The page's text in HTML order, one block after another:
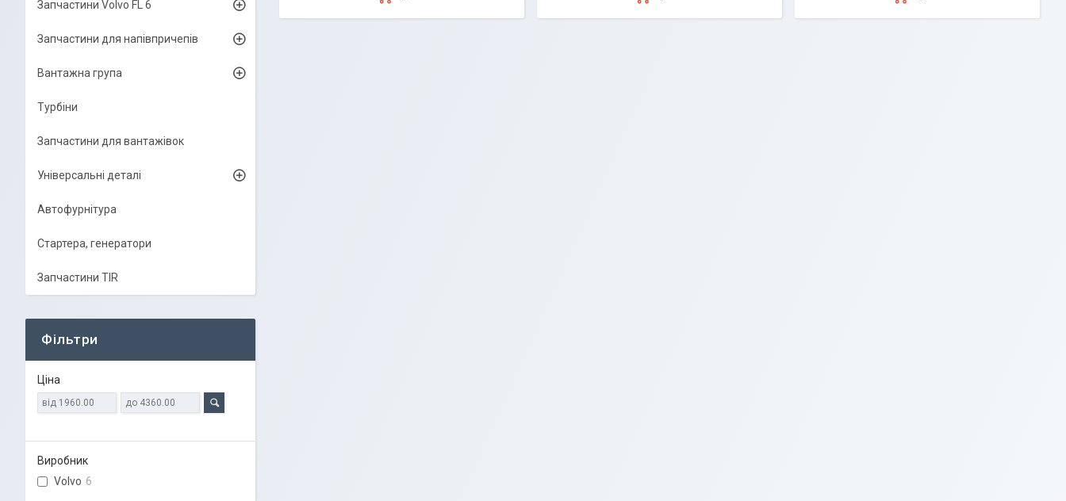
Запчастини Volvo FL 6
Запчастини для напівпричепів
Вантажна група
Турбіни
Запчастини для вантажівок
Універсальні деталі
Автофурнітура
Стартера, генератори
Запчастини TIR
Фільтри
Ціна
Виробник
Volvo 6